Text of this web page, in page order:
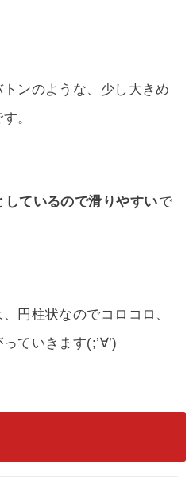
ンのような、少し大きめ
。
ているので滑りやすいで
円柱状なのでコロコロ、
ていきます(;’∀’)